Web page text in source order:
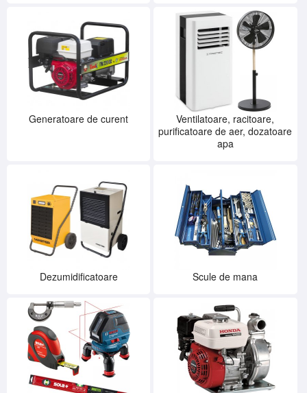
Generatoare de curent
Ventilatoare, racitoare,
purificatoare de aer, dozatoare
apa
Dezumidificatoare Scule de mana